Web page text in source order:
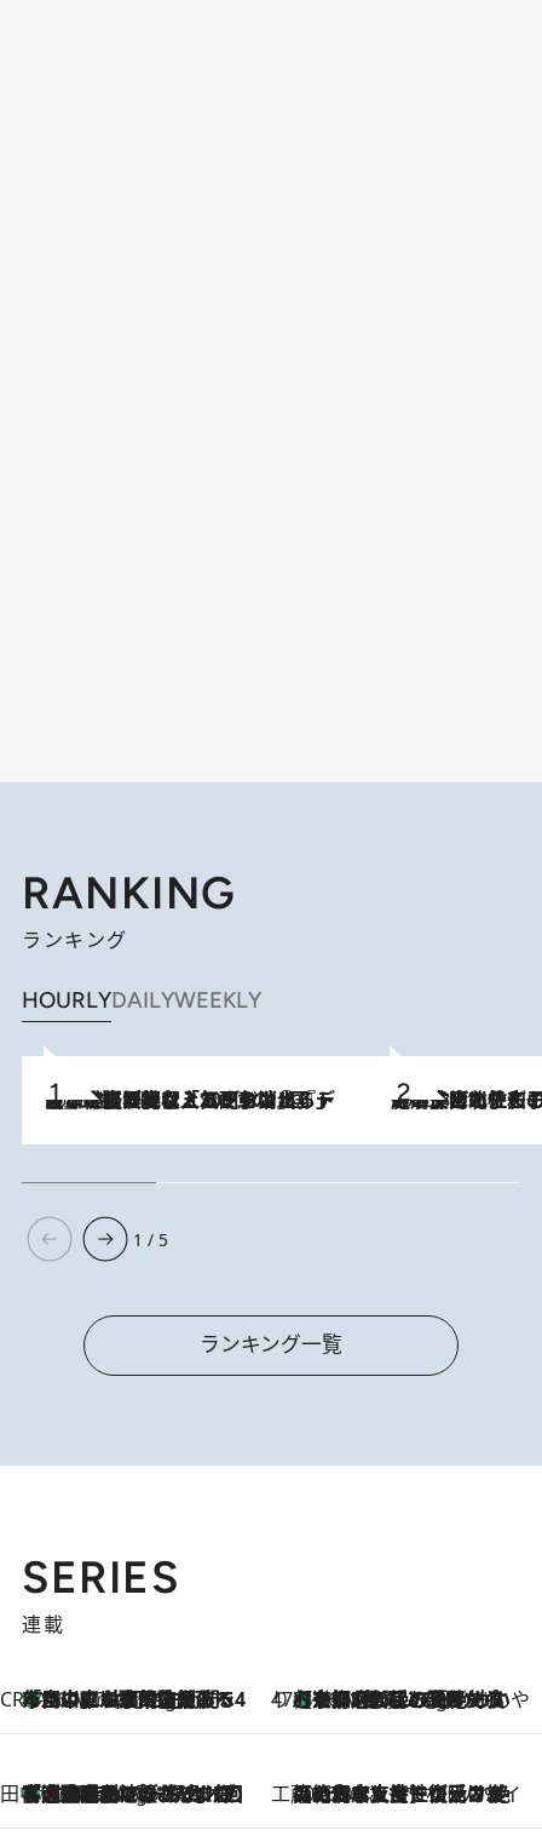
RANKING
ランキング
HOURLYDAILYWEEKLY
2026.8.5
【なぜ吉沢亮は「気配を消せる」のか？】興行収入208億の『国宝』を経て挑むミュージカル『ディア・エヴァン・ハンセン』。トップ俳優が舞台上でさらけ出した“孤独”とは 2026.8.3
《「文士の子ども被害者の会」発足！》阿川佐和子（72）が語る遠藤周作に北杜夫、劇作家・矢代静一の子どもたちの“文豪プライベート事件簿”
1 / 5
ランキング一覧
SERIES
連載
CREA'S CHOICE
46 Minutes Ago
「立川にも歌舞伎があるんだよ」 片岡仁左衛門・市川中車ら豪華座組みで4年目の立川立飛歌舞伎へ 47都道府県の手みやげ ひんやりスイーツで夏を満喫
46 Minutes Ago
【京都府】この夏絶対食べたい 冷やしておいしいおやつ3選 ひと口目から心を掴む新緑のテリーヌ
田中稲の勝手に再ブーム
5 Hours Ago
「湘南乃風に憧れて」観客大盛上がりの“タオル回し”に、ラッパー顔負けの高速歌唱まで…さだまさし（74）のアグレッシブすぎる現在地 工藤まやのおもてなしハワイ
2026.8.6
【ハワイ土産】ローカルの絶大な支持で復活！ 絶品の幻クッキー《元ファンの日本人女性が受け継いだ名店》